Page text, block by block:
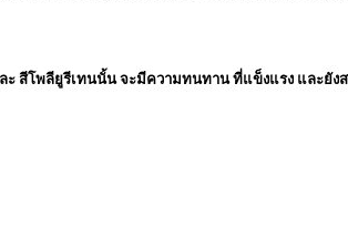
สีโพลียูรีเทนนั้น จะมีความทนทาน ที่แข็งแรง และยั